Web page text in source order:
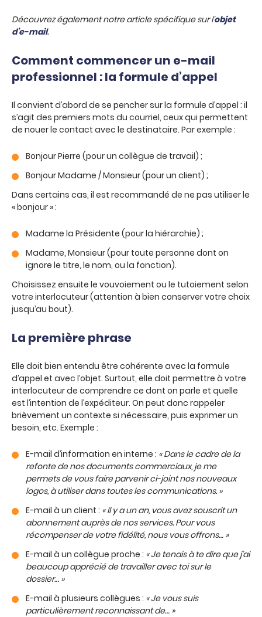
Découvrez également notre article spécifique sur l’objet
d’e-mail.
Comment commencer un e-mail
professionnel : la formule d’appel
Il convient d’abord de se pencher sur la formule d’appel : il
s’agit des premiers mots du courriel, ceux qui permettent
de nouer le contact avec le destinataire. Par exemple :
Bonjour Pierre (pour un collègue de travail) ;
Bonjour Madame / Monsieur (pour un client) ;
Dans certains cas, il est recommandé de ne pas utiliser le
« bonjour » :
Madame la Présidente (pour la hiérarchie) ;
Madame, Monsieur (pour toute personne dont on
ignore le titre, le nom, ou la fonction).
Choisissez ensuite le vouvoiement ou le tutoiement selon
votre interlocuteur (attention à bien conserver votre choix
jusqu’au bout).
La première phrase
Elle doit bien entendu être cohérente avec la formule
d’appel et avec l’objet. Surtout, elle doit permettre à votre
interlocuteur de comprendre ce dont on parle et quelle
est l’intention de l’expéditeur. On peut donc rappeler
brièvement un contexte si nécessaire, puis exprimer un
besoin, etc. Exemple :
E-mail d’information en interne : « Dans le cadre de la
refonte de nos documents commerciaux, je me
permets de vous faire parvenir ci-joint nos nouveaux
logos, à utiliser dans toutes les communications. »
E-mail à un client : « Il y a un an, vous avez souscrit un
abonnement auprès de nos services. Pour vous
récompenser de votre fidélité, nous vous offrons… »
E-mail à un collègue proche : « Je tenais à te dire que j’ai
beaucoup apprécié de travailler avec toi sur le
dossier… »
E-mail à plusieurs collègues : « Je vous suis
particulièrement reconnaissant de… »